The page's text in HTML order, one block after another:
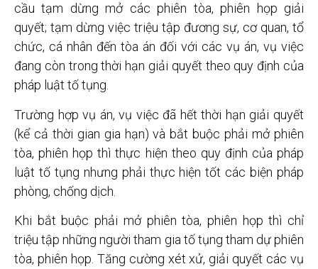
cầu tạm dừng mở các phiên tòa, phiên họp giải
quyết; tạm dừng việc triệu tập đương sự, cơ quan, tổ
chức, cá nhân đến tòa án đối với các vụ án, vụ việc
đang còn trong thời hạn giải quyết theo quy định của
pháp luật tố tụng.
Trường hợp vụ án, vụ việc đã hết thời hạn giải quyết
(kể cả thời gian gia hạn) và bắt buộc phải mở phiên
tòa, phiên họp thì thực hiện theo quy định của pháp
luật tố tụng nhưng phải thực hiện tốt các biện pháp
phòng, chống dịch.
Khi bắt buộc phải mở phiên tòa, phiên họp thì chỉ
triệu tập những người tham gia tố tụng tham dự phiên
tòa, phiên họp. Tăng cường xét xử, giải quyết các vụ